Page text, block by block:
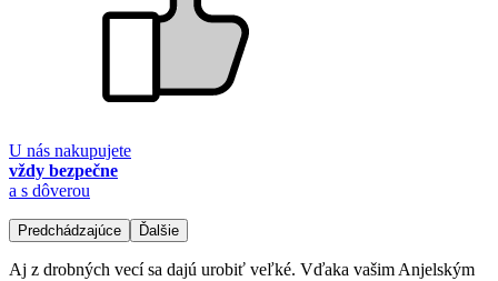
U nás nakupujete
vždy bezpečne
a s dôverou
Predchádzajúce Ďalšie
Aj z drobných vecí sa dajú urobiť veľké. Vďaka vašim Anjelským